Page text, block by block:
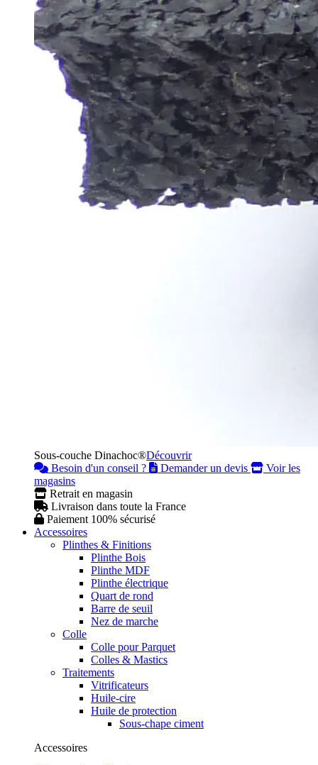
Sous-couche Dinachoc®Découvrir
Besoin d'un conseil ?
Demander un devis
Voir les
magasins
Retrait en magasin
Livraison dans toute la France
Paiement 100% sécurisé
Accessoires
Plinthes & Finitions
Plinthe Bois
Plinthe MDF
Plinthe électrique
Quart de rond
Barre de seuil
Nez de marche
Colle
Colle pour Parquet
Colles & Mastics
Traitements
Vitrificateurs
Huile-cire
Huile de protection
Sous-chape ciment
Accessoires